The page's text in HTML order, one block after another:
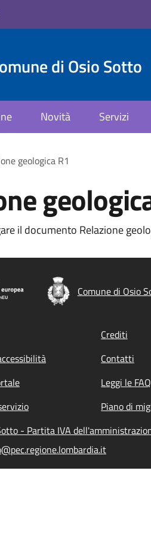
di Osio Sotto
Novità Servizi
pane
geologica R1
il documento Relazione
Comune di Osio
Crediti
Contatti
Leggi le FAQ
Piano di
- Partita IVA